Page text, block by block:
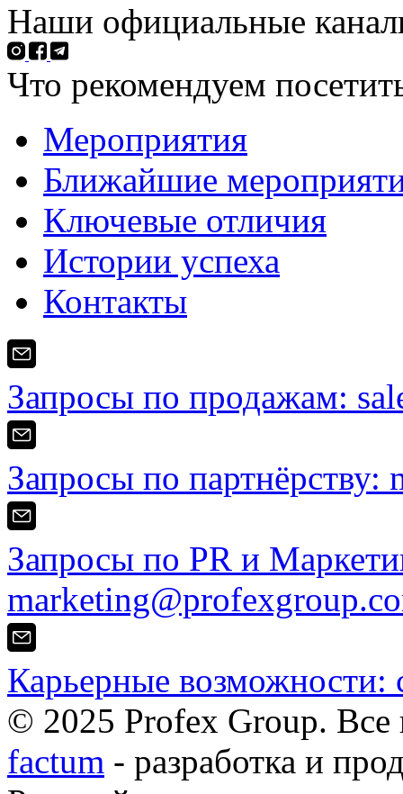
Наши официальные
Что рекомендуем
Мероприятия
Ближайшие
Ключевые отличия
Истории успеха
Контакты
Запросы по продажам:
Запросы по партнёрству:
Запросы по PR и
Карьерные возможности:
© 2025 Profex Group.
factum - разработка и